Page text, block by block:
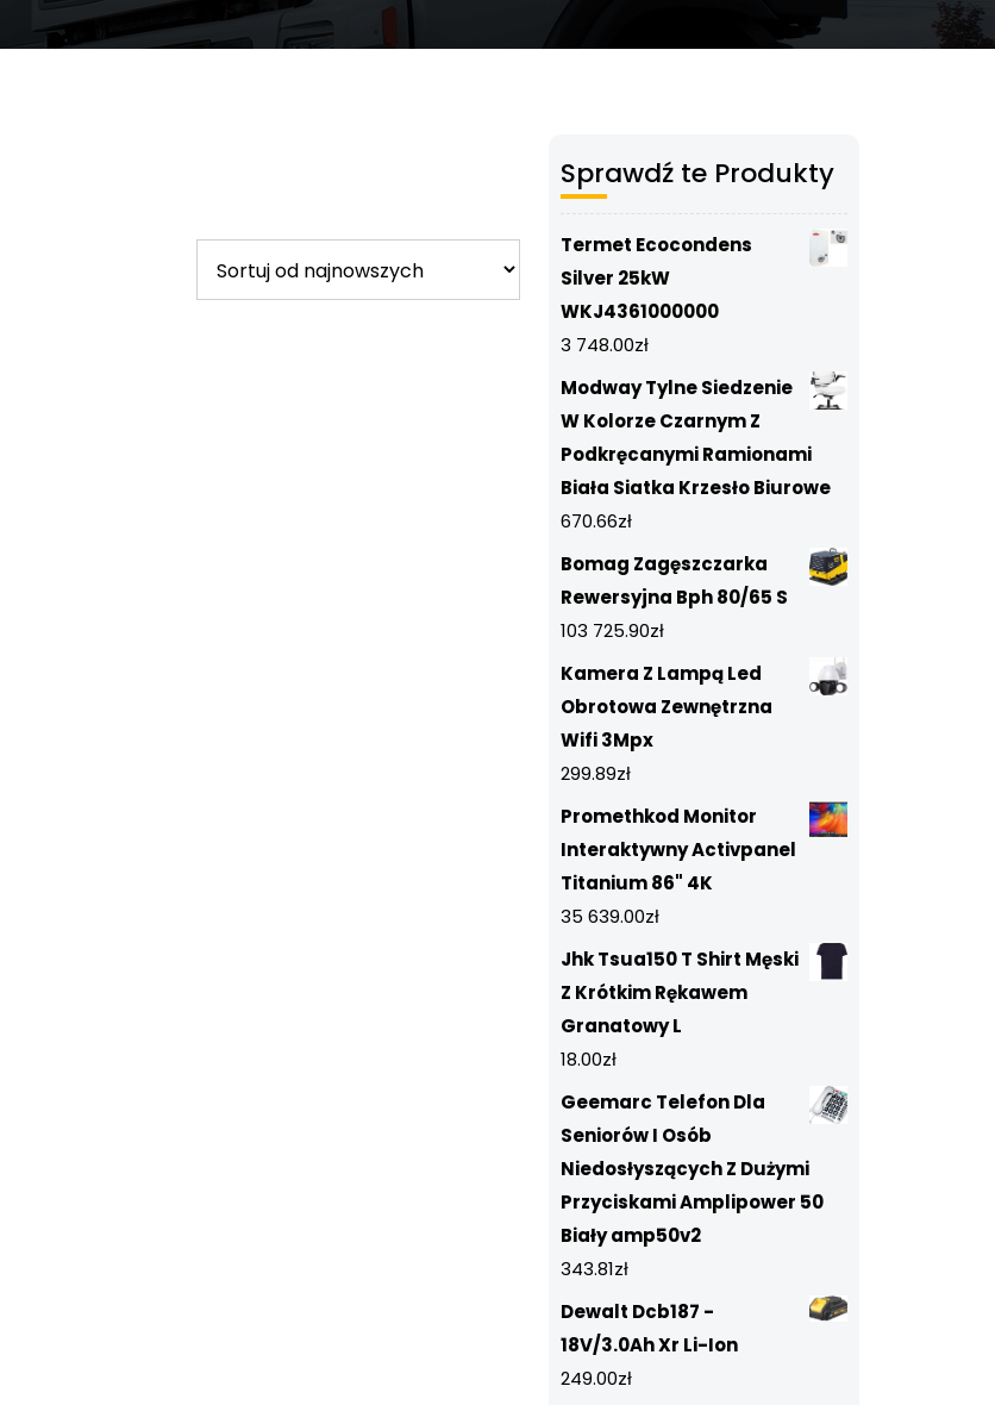
Sprawdź te Produkty
Termet Ecocondens
Silver 25kW
WKJ4361000000
3 748.00zł
Modway Tylne Siedzenie
W Kolorze Czarnym Z
Podkręcanymi Ramionami
Biała Siatka Krzesło Biurowe
670.66zł
Bomag Zagęszczarka
Rewersyjna Bph 80/65 S
103 725.90zł
Kamera Z Lampą Led
Obrotowa Zewnętrzna
Wifi 3Mpx
299.89zł
Promethkod Monitor
Interaktywny Activpanel
Titanium 86" 4K
35 639.00zł
Jhk Tsua150 T Shirt Męski
Z Krótkim Rękawem
Granatowy L
18.00zł
Geemarc Telefon Dla
Seniorów I Osób
Niedosłyszących Z Dużymi
Przyciskami Amplipower 50
Biały amp50v2
343.81zł
Dewalt Dcb187 -
18V/3.0Ah Xr Li-Ion
249.00zł